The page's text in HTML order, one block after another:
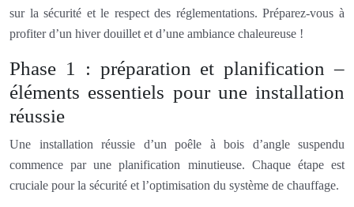
sur la sécurité et le respect des réglementations. Préparez-vous à
profiter d’un hiver douillet et d’une ambiance chaleureuse !
Phase 1 : préparation et planification –
éléments essentiels pour une installation
réussie
Une installation réussie d’un poêle à bois d’angle suspendu
commence par une planification minutieuse. Chaque étape est
cruciale pour la sécurité et l’optimisation du système de chauffage.